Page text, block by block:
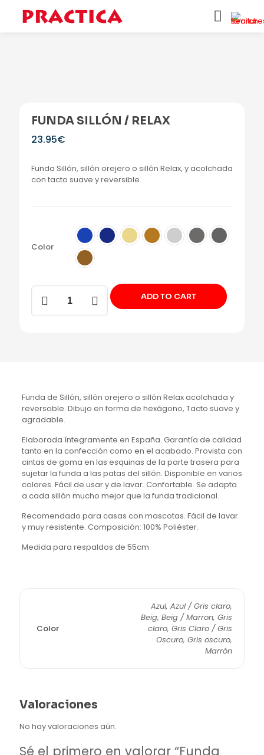
FUNDA SILLÓN / RELAX
23.95€
Funda Sillón, sillón orejero o sillón Relax, y acolchada
con tacto suave y reversible.
Color
Funda
Sillón
/
ADD TO CART
Funda de Sillón, sillón orejero o sillón Relax acolchada y
reversoble. Dibujo en forma de hexágono, Tacto suave y
agradable.
Elaborada íntegramente en España. Garantía de calidad
tanto en la confección como en el acabado. Provista con
cintas de goma en las esquinas de la parte trasera para
sujetar la funda a las patas del sillón. Disponible en varios
colores. Fácil de usar y de lavar. Confortable. Se adapta
a cada sillón mucho mejor que la funda tradicional.
Recomendado para casas con mascotas. Fácil de lavar
y muy resistente. Composición: 100% Poliéster.
Medida para respaldos de 55cm
Color
Azul, Azul / Gris claro,
Beig, Beig / Marron, Gris
claro, Gris Claro / Gris
Oscuro, Gris oscuro,
Marrón
Valoraciones
No hay valoraciones aún.
Sé el primero en valorar “Funda